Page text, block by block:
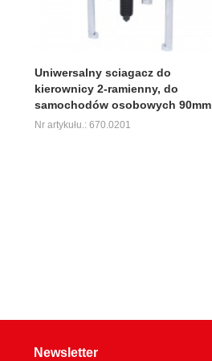
Uniwersalny sciagacz do
kierownicy 2-ramienny, do
samochodów osobowych 90mm
Nr artykułu.: 670.0201
Newsletter